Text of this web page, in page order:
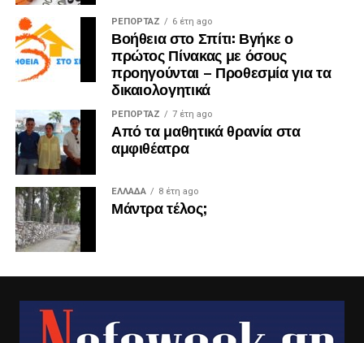
ΡΕΠΟΡΤΑΖ 6 έτη ago
Βοήθεια στο Σπίτι: Βγήκε ο
πρώτος Πίνακας με όσους
προηγούνται – Προθεσμία για τα
δικαιολογητικά
ΡΕΠΟΡΤΑΖ 7 έτη ago
Από τα μαθητικά θρανία στα
αμφιθέατρα
ΕΛΛΑΔΑ 8 έτη ago
Μάντρα τέλος;